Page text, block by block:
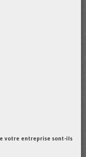
votre entreprise sont-ils